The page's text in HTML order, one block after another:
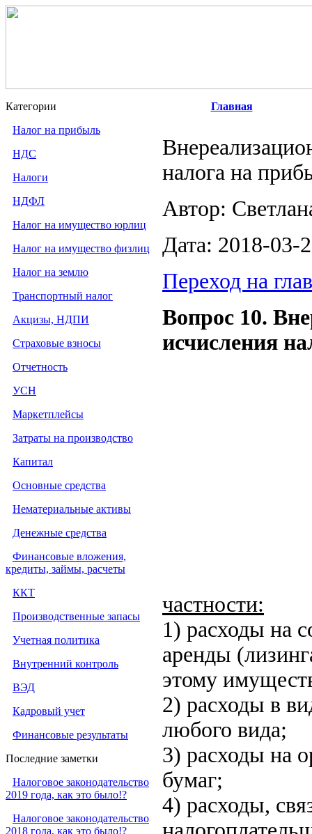
Категории
Налог на прибыль
НДС
Налоги
НДФЛ
Налог на имущество юрлиц
Налог на имущество физлиц
Налог на землю
Транспортный налог
Акцизы, НДПИ
Страховые взносы
Отчетность
УСН
Маркетплейсы
Затраты на производство
Капитал
Основные средства
Нематериальные активы
Денежные средства
Финансовые вложения,
кредиты, займы, расчеты
ККТ
Производственные запасы
Учетная политика
Внутренний контроль
ВЭД
Кадровый учет
Финансовые результаты
Последние заметки
Налоговое законодательство
2019 года, как это было!?
Налоговое законодательство
2018 года, как это было!?
Главная
налога на
Автор:
Дата: 2018-03-
Переход на
Вопрос 10.
исчисления
частности:
1) расходы на
аренды
этому
2) расходы в
любого вида;
3) расходы на
бумаг;
4) расходы,